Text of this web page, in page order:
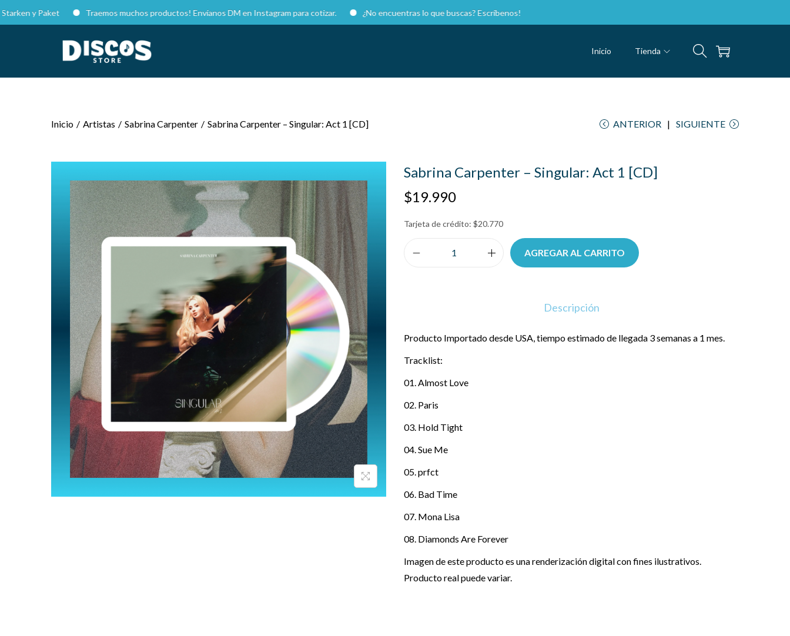
y Paket Traemos muchos productos! Envíanos DM en Instagram para cotizar. ¿No encuentras lo que buscas? Escríbenos!
Inicio Tienda
Inicio / Artistas / Sabrina Carpenter / Sabrina Carpenter – Singular: Act 1 [CD] ANTERIOR SIGUIENTE
Sabrina Carpenter – Singular: Act 1 [CD]
$19.990
Tarjeta de crédito: $20.770
AGREGAR AL CARRITO
Descripción
Producto Importado desde USA, tiempo estimado de llegada 3 semanas a 1 mes.
Tracklist:
01. Almost Love
02. Paris
03. Hold Tight
04. Sue Me
05. prfct
06. Bad Time
07. Mona Lisa
08. Diamonds Are Forever
Imagen de este producto es una renderización digital con fines ilustrativos.
Producto real puede variar.